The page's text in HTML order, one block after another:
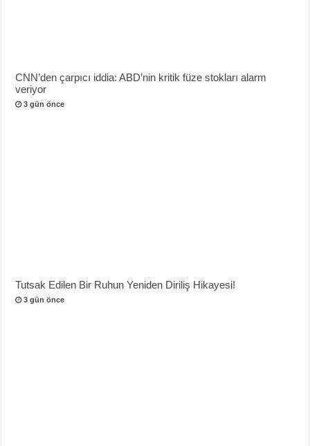
CNN’den çarpıcı iddia: ABD’nin kritik füze stokları alarm
veriyor
3 gün önce
Tutsak Edilen Bir Ruhun Yeniden Diriliş Hikayesi!
3 gün önce